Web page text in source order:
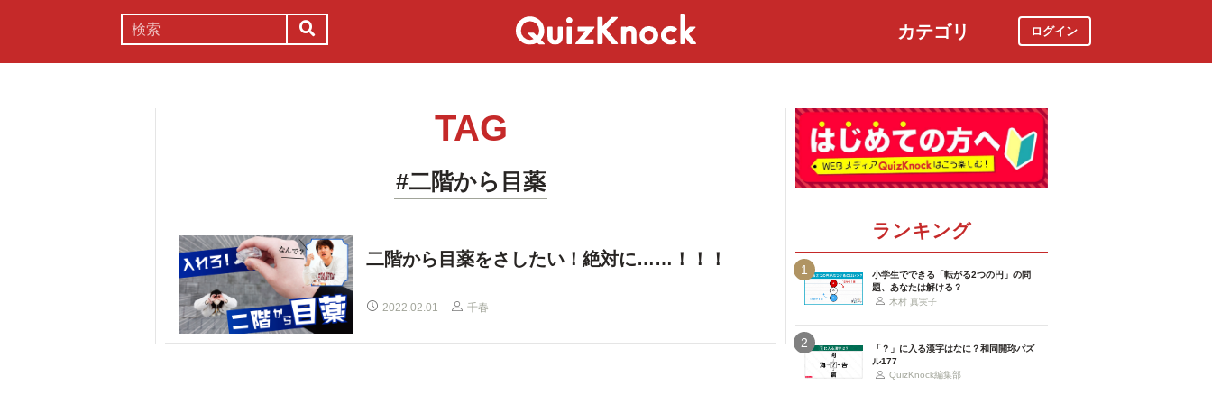
カテゴリ ログイン
TAG
#二階から目薬
二階から目薬をさしたい！絶対に……！！！
2022.02.01 千春
ランキング
1
小学生でできる「転がる2つの円」の問
題、あなたは解ける？
木村 真実子
2
「？」に入る漢字はなに？和同開珎パズ
ル177
QuizKnock編集部